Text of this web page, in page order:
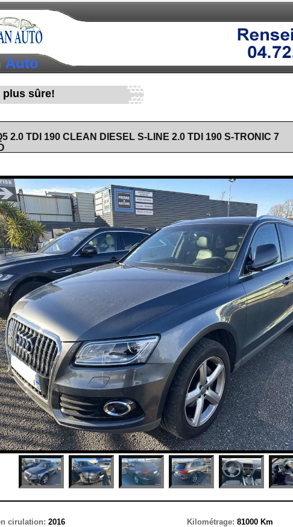
Auto
plus sûre!
2.0 TDI 190 CLEAN DIESEL S-LINE 2.0 TDI 190 S-TRONIC 7
cirulation: 2016 Kilométrage: 81000 Km